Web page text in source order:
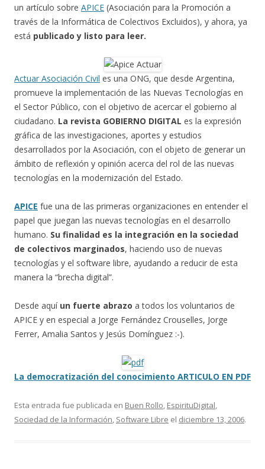
un artículo sobre APICE (Asociación para la Promoción a
través de la Informática de Colectivos Excluidos), y ahora, ya
está publicado y listo para leer.
Actuar Asociación Civil es una ONG, que desde Argentina,
promueve la implementación de las Nuevas Tecnologías en
el Sector Público, con el objetivo de acercar el gobierno al
ciudadano. La revista GOBIERNO DIGITAL es la expresión
gráfica de las investigaciones, aportes y estudios
desarrollados por la Asociación, con el objeto de generar un
ámbito de reflexión y opinión acerca del rol de las nuevas
tecnologías en la modernización del Estado.
APICE fue una de las primeras organizaciones en entender el
papel que juegan las nuevas tecnologías en el desarrollo
humano. Su finalidad es la integración en la sociedad
de colectivos marginados, haciendo uso de nuevas
tecnologías y el software libre, ayudando a reducir de esta
manera la “brecha digital”.
Desde aquí un fuerte abrazo a todos los voluntarios de
APICE y en especial a Jorge Fernández Crouselles, Jorge
Ferrer, Amalia Santos y Jesús Domínguez :-).
La democratización del conocimiento ARTICULO EN PDF
Esta entrada fue publicada en Buen Rollo, EspirituDigital,
Sociedad de la Información, Software Libre el diciembre 13, 2006.